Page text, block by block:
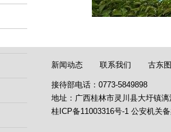
新闻动态 联系我们 古东
接待部电话：0773-5849898
地址：广西桂林市灵川县大圩镇漓
桂ICP备11003316号-1 公安机关